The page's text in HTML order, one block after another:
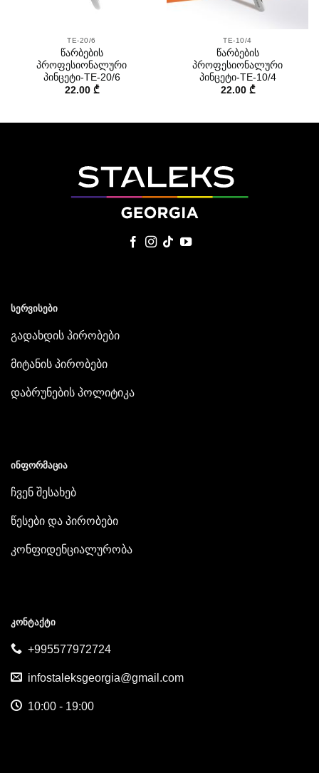
TE-20/6
წარბების
პროფესიონალური
პინცეტი-TE-20/6
22.00 ₾
TE-10/4
წარბების
პროფესიონალური
პინცეტი-TE-10/4
22.00 ₾
ᲡᲔᲠᲕᲘᲡᲔᲑᲘ
გადახდის პირობები
მიტანის პირობები
დაბრუნების პოლიტიკა
ᲘᲜᲤᲝᲠᲛᲐᲪᲘᲐ
ჩვენ შესახებ
წესები და პირობები
კონფიდენციალურობა
ᲙᲝᲜᲢᲐᲥᲢᲘ
+995577972724
infostaleksgeorgia@gmail.com
10:00 - 19:00